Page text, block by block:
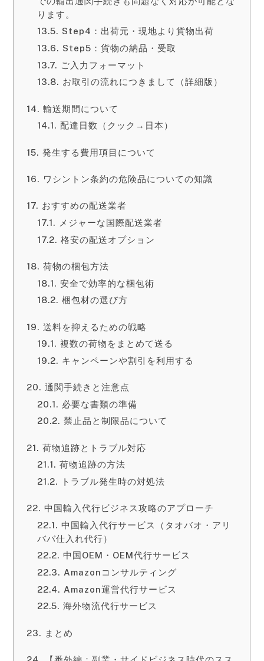
ります。
Step4：出荷元・現地より貨物出荷
Step5：貨物の納品・受取
ご入力フォーマット
お取引の流れにつきまして（詳細版）
輸送期間について
配達日数（クック→日本）
発生する費用項目について
ワシントン条約の危険品についての知識
おすすめの配送業者
メジャーな国際配送業者
格安の配送オプション
荷物の梱包方法
安全で効率的な梱包術
梱包材の選び方
送料を抑えるための戦略
複数の荷物をまとめて送る
キャンペーンや割引を利用する
通関手続きと注意点
必要な書類の準備
禁止品と制限品について
荷物追跡とトラブル対応
荷物追跡の方法
トラブル発生時の対処法
中国輸入代行ビジネス攻略のアプローチ
中国輸入代行サービス（タオバオ・アリ
ババ仕入れ代行）
中国OEM・OEM代行サービス
Amazonコンサルティング
Amazon運営代行サービス
海外物流代行サービス
まとめ